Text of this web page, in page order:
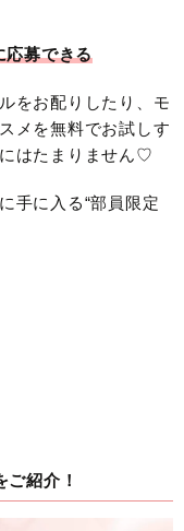
応募できる
をお配りしたり、モ
メを無料でお試しす
はたまりません♡
手に入る“部員限定
紹介！